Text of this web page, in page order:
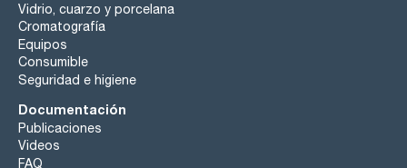
Vidrio, cuarzo y porcelana
Cromatografía
Equipos
Consumible
Seguridad e higiene
Documentación
Publicaciones
Videos
FAQ